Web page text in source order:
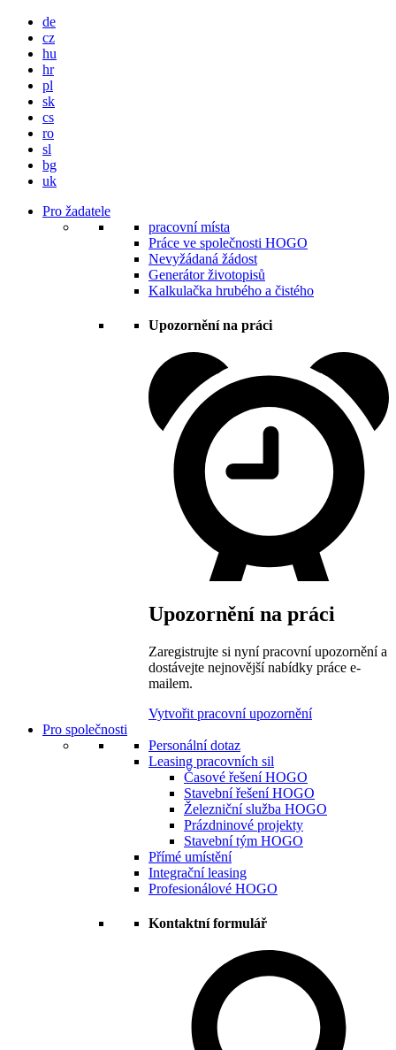
de
cz
hu
hr
pl
sk
cs
ro
sl
bg
uk
Pro žadatele
pracovní místa
Práce ve společnosti HOGO
Nevyžádaná žádost
Generátor životopisů
Kalkulačka hrubého a čistého
Upozornění na práci
Upozornění na práci
Zaregistrujte si nyní pracovní upozornění a
dostávejte nejnovější nabídky práce e-
mailem.
Vytvořit pracovní upozornění
Pro společnosti
Personální dotaz
Leasing pracovních sil
Časové řešení HOGO
Stavební řešení HOGO
Železniční služba HOGO
Prázdninové projekty
Stavební tým HOGO
Přímé umístění
Integrační leasing
Profesionálové HOGO
Kontaktní formulář